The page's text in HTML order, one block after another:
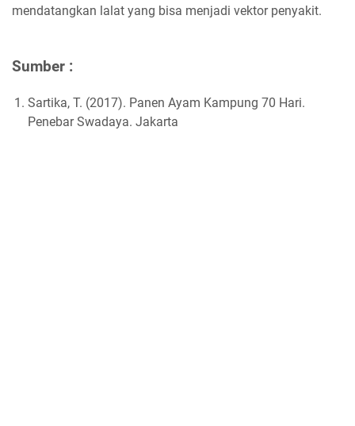
mendatangkan lalat yang bisa menjadi vektor penyakit.
Sumber :
Sartika, T. (2017). Panen Ayam Kampung 70 Hari.
Penebar Swadaya. Jakarta